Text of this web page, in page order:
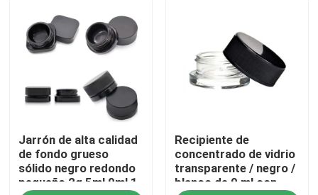
Éntrenos en contacto con
Noticias
Pida una cita
Tarros de cristal del concentrado
Jarrón de alta calidad
de fondo grueso
sólido negro redondo
pequeño 2g 5ml 9ml 1
Recipiente de
concentrado de vidrio
transparente / negro /
blanco de 9 ml con